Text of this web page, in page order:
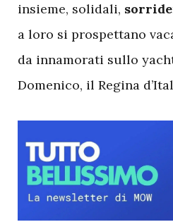
insieme, solidali,
a loro si prospettano
da innamorati sullo
Domenico, il Regina